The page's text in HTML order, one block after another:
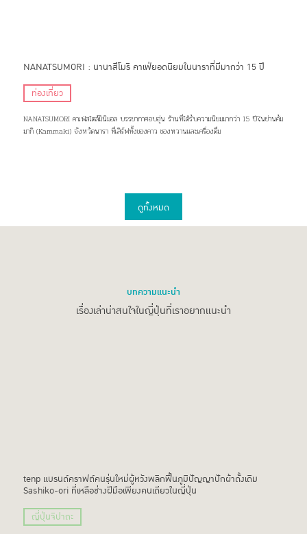
NANATSUMORI : นานาสึโมริ คาเฟ่ยอดนิยมในนาราที่มีมากว่า 15 ปี
ท่องเที่ยว
NANATSUMORI คาเฟ่สไตล์มินิมอล บรรยากาศอบอุ่น ร้านที่ได้รับความนิยมมากว่า 15 ปีในย่านคัม
มากิ (Kammaki) จังหวัดนารา ที่เสิร์ฟทั้งของคาว ของหวานและเครื่องดื่ม
ดูทั้งหมด
บทความแนะนำ
เรื่องเล่าน่าสนใจในญี่ปุ่นที่เราอยากแนะนำ
tenp แบรนด์คราฟต์คนรุ่นใหม่ผู้หวังพลิกฟื้นภูมิปัญญาปักผ้าดั้งเดิม
Sashiko-ori ที่เหลือช่างฝีมือเพียงคนเดียวในญี่ปุ่น
ญี่ปุ่นจิปาถะ